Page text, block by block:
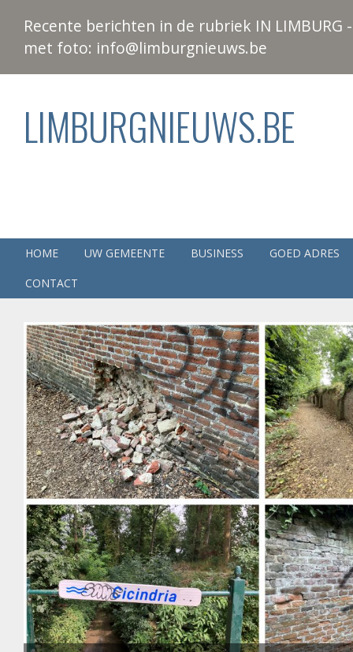
Recente berichten in de rubriek IN
met foto: info@limburgnieuws.be
LIMBURGNIEUWS.BE
HOME UW GEMEENTE BUSINESS
GOED ADRES
CONTACT